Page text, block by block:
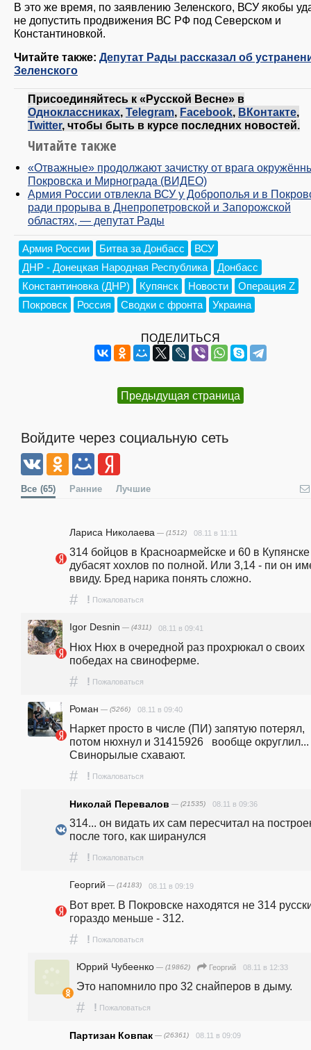
В это же время, по заявлению Зеленского, ВСУ якобы
не допустить продвижения ВС РФ под Северском и
Константиновкой.
Читайте также: Депутат Рады рассказал об
Зеленского
Присоединяйтесь к «Русской Весне» в
Одноклассниках Telegram Facebook ВКонтакте
Twitter, чтобы быть в курсе последних новостей.
Читайте также
«Отважные» продолжают зачистку от врага
Покровска и Мирнограда (ВИДЕО)
Армия России отвлекла ВСУ у Доброполья и в
ради прорыва в Днепропетровской и Запорожской
областях, — депутат Рады
Армия России Битва за Донбасс
ВСУ
ДНР - Донецкая Народная Республика
Донбасс
Константиновка (ДНР)
Купянск Новости
Операция Z
Покровск
Россия Сводки с фронта Украина
ПОДЕЛИТЬСЯ
Предыдущая страница
Войдите через социальную сеть
Все (65) Ранние Лучшие
Лариса Николаева — (1512) 08.11 в 11:11
314 бойцов в Красноармейске и 60 в Купянске
дубасят хохлов по полной. Или 3,14 - пи он
ввиду. Бред нарика понять сложно.
# ! Пожаловаться
Igor Desnin — (4311) 08.11 в 09:41
Нюх Нюх в очередной раз прохрюкал о своих
победах на свиноферме.
# ! Пожаловаться
Роман — (5266) 08.11 в 09:40
Наркет просто в числе (ПИ) запятую потерял,
потом нюхнул и 31415926   вообще округлил...
Свинорылые схавают.
# ! Пожаловаться
Николай Перевалов — (21535) 08.11 в 09:36
314... он видать их сам пересчитал на
после того, как ширанулся
# ! Пожаловаться
Георгий — (14183) 08.11 в 09:19
Вот врет. В Покровске находятся не 314
гораздо меньше - 312.
# ! Пожаловаться
Юррий Чубеенко — (19862) Георгий 08.11 в 12:33
Это напомнило про 32 снайперов в дыму.
# ! Пожаловаться
Партизан Ковпак — (26361) 08.11 в 09:09